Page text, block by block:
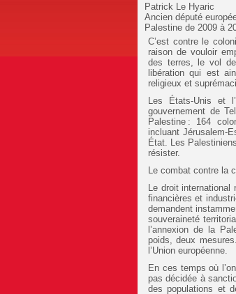
Patrick Le Hyaric
Ancien député
Palestine de 2009 à
C’est contre le
raison de vouloir
des terres, le vol
libération qui est
religieux et
Les États-Unis et
gouvernement de
Palestine : 164
incluant Jérusalem-
État. Les
résister.
Le combat contre la
Le droit
financières et
demandent
souveraineté
l’annexion de la
poids, deux
l’Union européenne.
En ces temps où
pas décidée à
des populations et